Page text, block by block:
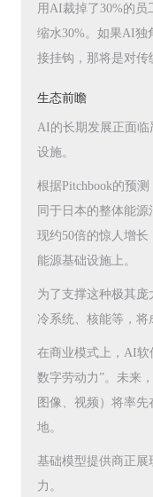
用AI裁掉了30%的员
缩水30%。如果AI独
接挂钩，那将是对传
生态前瞻
AI的长期发展正面
设施。
根据Pitchbook的预
同于日本的整体能源
现约50倍的惊人增
能源基础设施上。
为了支撑这种极其
冷系统、核能等，将
在商业模式上，AI软
数字劳动力”。未来
图像、视频）将率
地。
基础模型提供商正展
力。